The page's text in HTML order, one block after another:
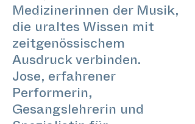
Medizinerinnen der Musik,
die uraltes Wissen mit
zeitgenössischem
Ausdruck verbinden.
Jose, erfahrener
Performerin,
Gesangslehrerin und